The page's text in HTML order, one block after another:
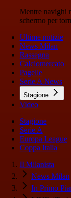
Mentre navighi
schermo per
Ultime notizie
News Milan
Rassegna
Calciomercato
Pagelle
Serie A News
Stagione
Video
Stagione
Serie A
Europa League
Coppa Italia
Il Milanista
News Milan
In Primo